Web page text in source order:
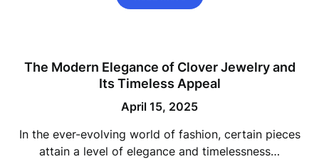
The Modern Elegance of Clover Jewelry and
Its Timeless Appeal
April 15, 2025
In the ever-evolving world of fashion, certain pieces
attain a level of elegance and timelessness…